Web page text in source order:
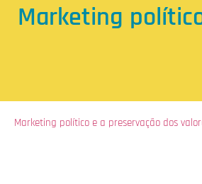
Marketing
Marketing político e a preservação dos